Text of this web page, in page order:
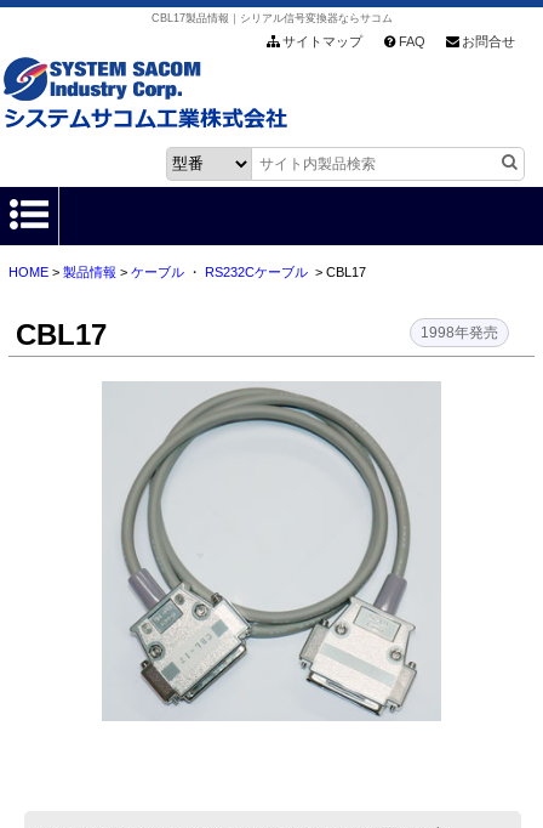
CBL17製品情報｜シリアル信号変換器ならサコム
サイトマップ FAQ お問合せ
HOME
各種ダウンロード
お客様サポート
HOME> 製品情報 > ケーブル・ RS232Cケーブル> CBL17
CBL17 1998年発売